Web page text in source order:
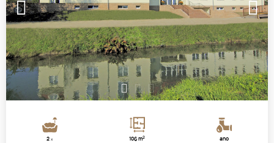
1 2 3
2x 106 m2 áno